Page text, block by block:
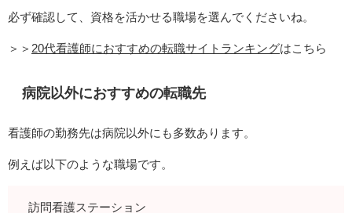
必ず確認して、資格を活かせる職場を選んでくださいね。
＞＞ 20代看護師におすすめの転職サイトランキングはこちら
病院以外におすすめの転職先
看護師の勤務先は病院以外にも多数あります。
例えば以下のような職場です。
訪問看護ステーション